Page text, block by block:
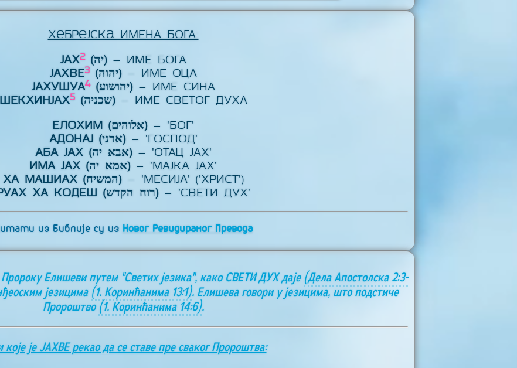
Хебрејска ИМЕНА БОГА:
ЈАХ2 (יה)– ИМЕ БОГА
ЈАХВЕ3 (יהוה)– ИМЕ ОЦА
ЈАХУШУА4 (יהושוע)– ИМЕ СИНА
ШЕКХИНЈАХ5 (שכניה)– ИМЕ СВЕТОГ ДУХА
ЕЛОХИМ (אלוהים)– 'БОГ'
АДОНАЈ (אדני)– 'ГОСПОД'
АБА ЈАХ (אבא יה)– 'ОТАЦ ЈАХ'
ИМА ЈАХ (אמא יה)– 'МАЈКА ЈАХ'
ХА МАШИАХ (המשיח)– 'МЕСИЈА' ('ХРИСТ')
РУАХ ХА КОДЕШ (רוח הקדש)– 'СВЕТИ ДУХ'
из Библије су из Новог Ревидираног Превода
Елишеви путем "Светих језика", како СВЕТИ ДУХ даје (Дела Апостолска 2:3-
језицима (1. Коринћанима 13:1). Елишева говори у језицима, што подстиче
Пророштво (1. Коринћанима 14:6).
које је ЈАХВЕ рекао да се ставе пре сваког Пророштва: